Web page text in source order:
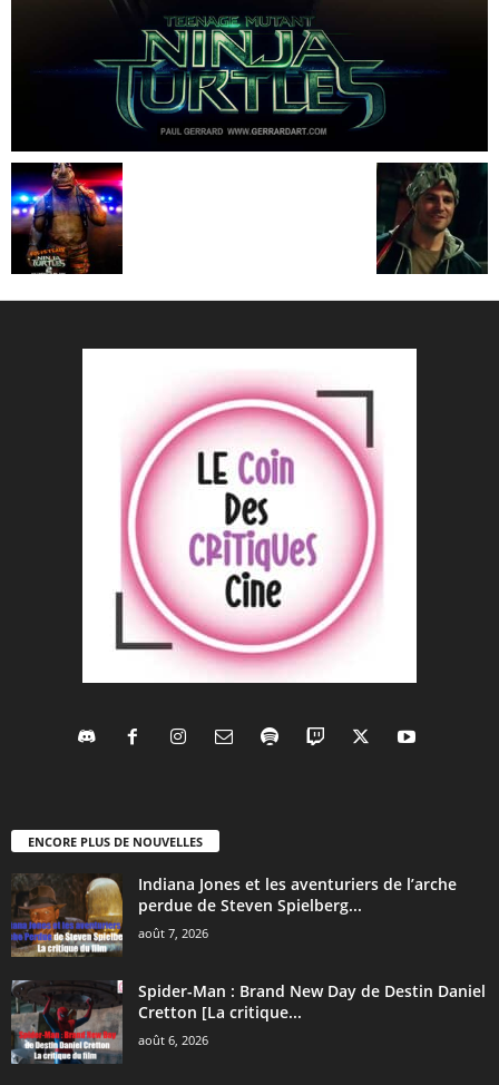
ENCORE PLUS DE NOUVELLES
Indiana Jones et les aventuriers de l’arche
perdue de Steven Spielberg...
août 7, 2026
Spider-Man : Brand New Day de Destin Daniel
Cretton [La critique...
août 6, 2026